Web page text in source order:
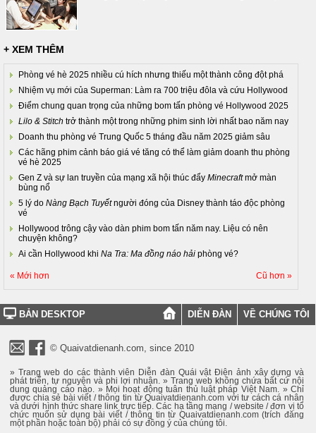
+ XEM THÊM
Phòng vé hè 2025 nhiều cú hích nhưng thiếu một thành công đột phá
Nhiệm vụ mới của Superman: Làm ra 700 triệu đôla và cứu Hollywood
Điểm chung quan trọng của những bom tấn phòng vé Hollywood 2025
Lilo & Stitch trở thành một trong những phim sinh lời nhất bao năm nay
Doanh thu phòng vé Trung Quốc 5 tháng đầu năm 2025 giảm sâu
Các hãng phim cảnh báo giá vé tăng có thể làm giảm doanh thu phòng
vé hè 2025
Gen Z và sự lan truyền của mạng xã hội thúc đẩy Minecraftmở màn
bùng nổ
5 lý do Nàng Bạch Tuyếtngười đóng của Disney thành táo độc phòng
vé
Hollywood trông cậy vào dàn phim bom tấn năm nay. Liệu có nên
chuyện không?
Ai cần Hollywood khi Na Tra: Ma đồng náo hải phòng vé?
« Mới hơn Cũ hơn »
BẢN DESKTOP DIỄN ĐÀN VỀ CHÚNG TÔI
© Quaivatdienanh.com, since 2010
» Trang web do các thành viên Diễn đàn Quái vật Điện ảnh xây dựng và
phát triển, tự nguyện và phi lợi nhuận. » Trang web không chứa bất cứ nội
dung quảng cáo nào. » Mọi hoạt động tuân thủ luật pháp Việt Nam. » Chỉ
được chia sẻ bài viết / thông tin từ Quaivatdienanh.com với tư cách cá nhân
và dưới hình thức share link trực tiếp. Các hạ tầng mạng / website / đơn vị tổ
chức muốn sử dụng bài viết / thông tin từ Quaivatdienanh.com (trích đăng
một phần hoặc toàn bộ) phải có sự đồng ý của chúng tôi.